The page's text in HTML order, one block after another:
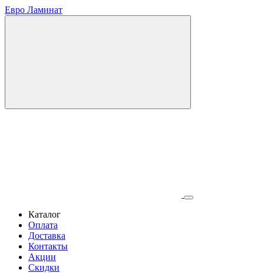
Евро Ламинат
Каталог
Оплата
Доставка
Контакты
Акции
Скидки